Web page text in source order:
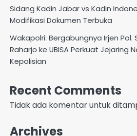
Sidang Kadin Jabar vs Kadin
Modifikasi Dokumen Terbuka
Wakapolri: Bergabungnya Irjen Pol.
Raharjo ke UBISA Perkuat Jejaring
Kepolisian
Recent Comments
Tidak ada komentar untuk
Archives